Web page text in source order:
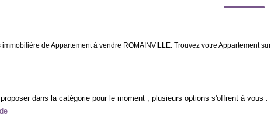
de Appartement à vendre ROMAINVILLE. Trouvez votre Appartement
dans la catégorie pour le moment , plusieurs options s'offrent à vous :